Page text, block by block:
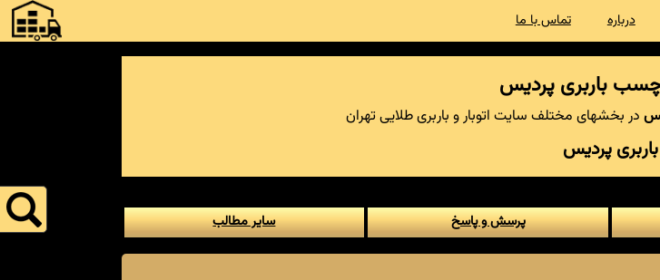
درباره تماس با ما
باربری پردیس
در بخشهای مختلف سایت اتوبار و باربری طلایی تهران
باربری پردیس
پرسش و پاسخ سایر مطالب